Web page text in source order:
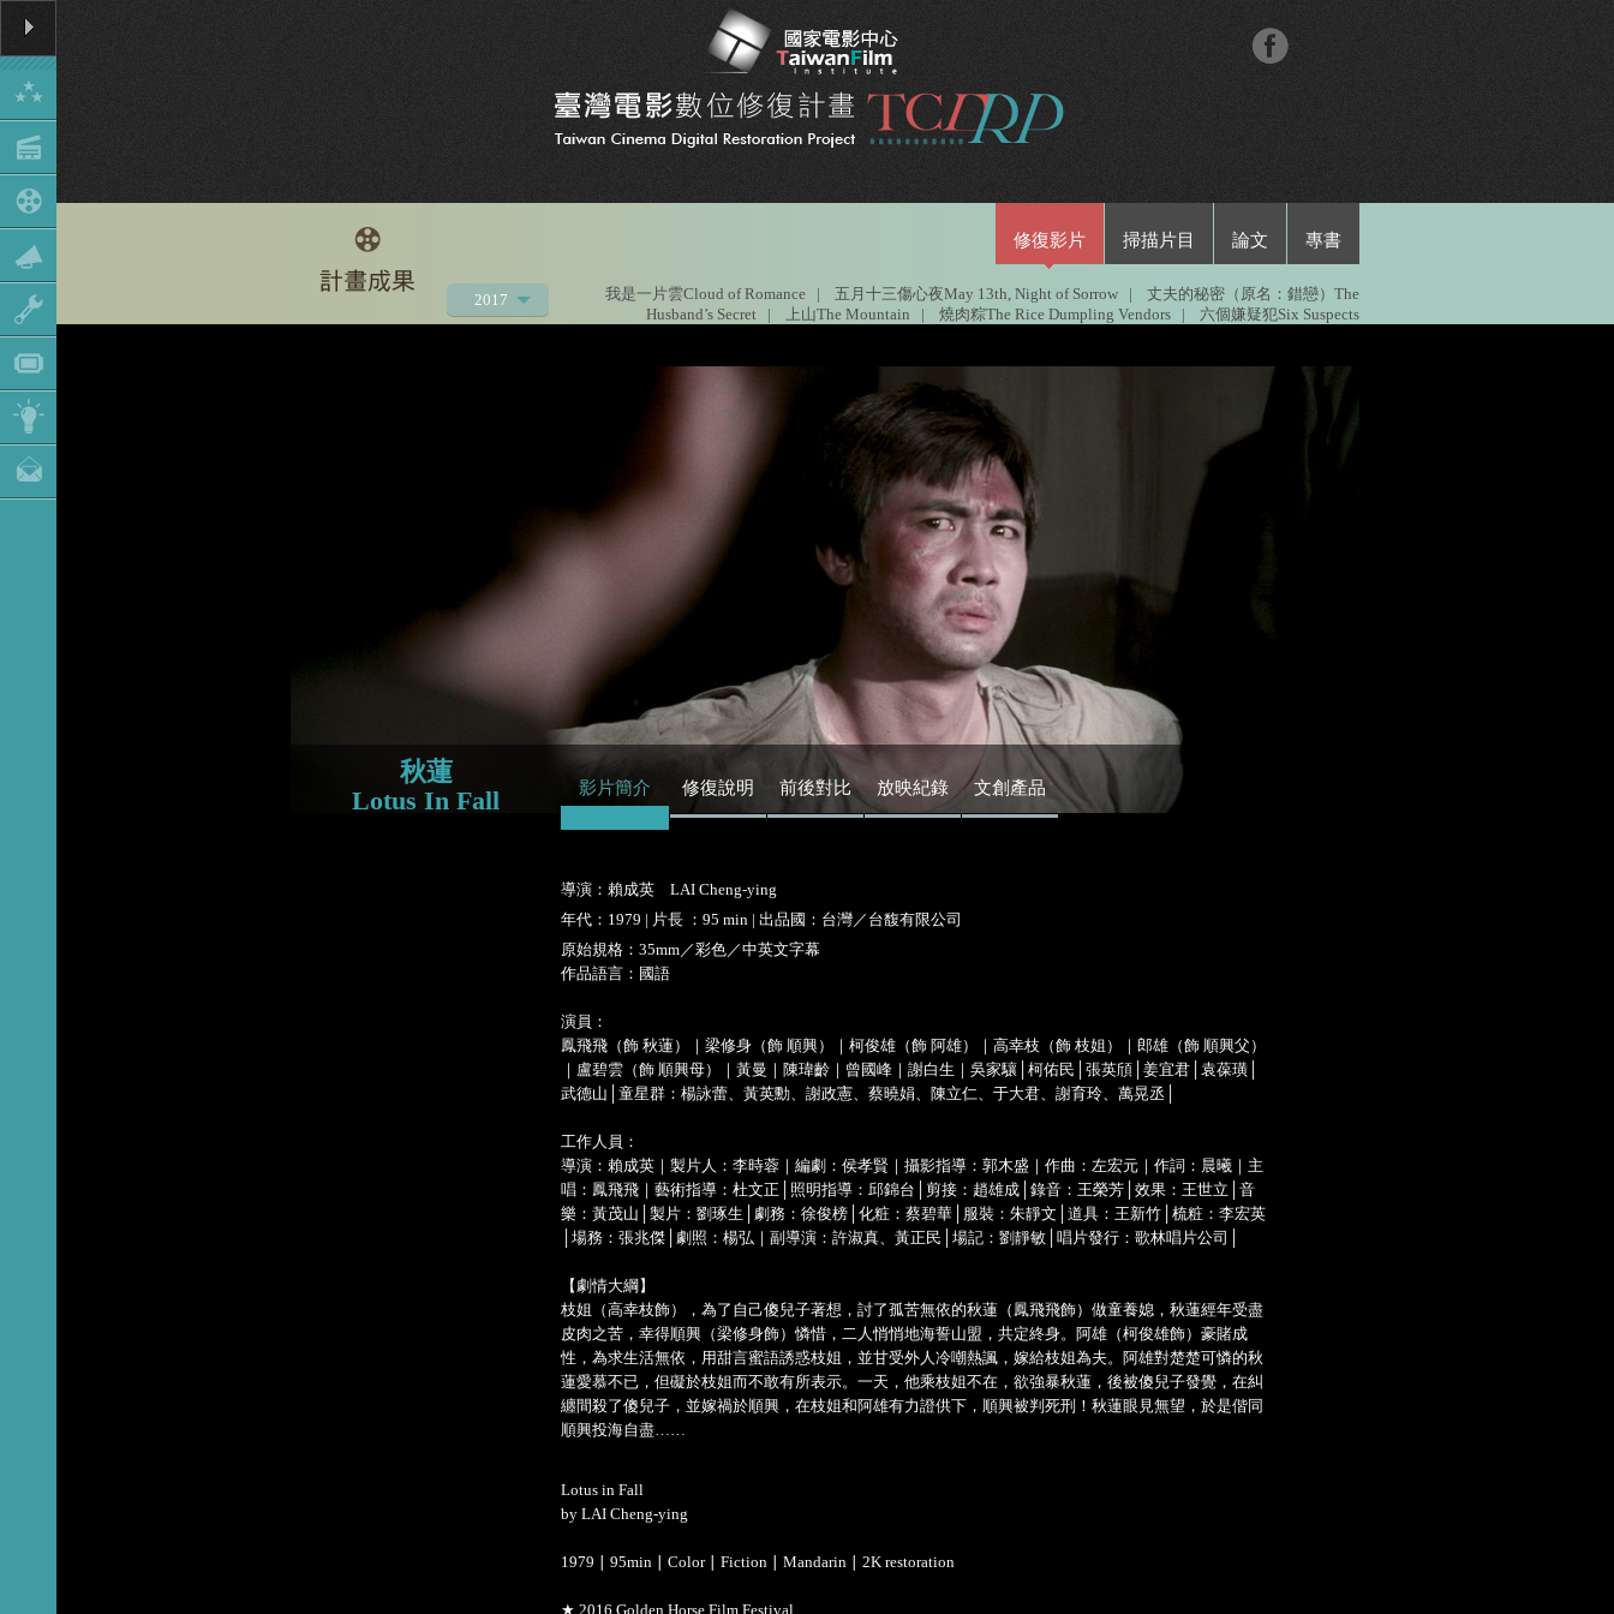
修復影片 掃描片目 論文 專書
2017
2014
我是一片雲Cloud of Romance | 五月十三傷心夜May 13th, Night of Sorrow |
丈夫的秘密（原名：錯戀）The
Husband’s Secret
| 上山The Mountain | 燒肉粽The Rice Dumpling Vendors | 六個嫌疑犯Six Suspects
秋蓮
Lotus In Fall
影片簡介 修復說明 前後對比 放映紀錄 文創產品
導演：賴成英 LAI Cheng-ying
年代：1979 | 片長 ：95 min | 出品國：台灣／台馥有限公司
原始規格：35mm／彩色／中英文字幕
作品語言：國語
演員：
鳳飛飛（飾 秋蓮）｜梁修身（飾 順興）｜柯俊雄（飾 阿雄）｜高幸枝（飾 枝姐）｜郎雄（飾 順興父）
｜盧碧雲（飾 順興母）｜黃曼｜陳瑋齡｜曾國峰｜謝白生｜吳家驤│柯佑民│張英頎│姜宜君│袁葆璜│
武德山│童星群：楊詠蕾、黃英勳、謝政憲、蔡曉娟、陳立仁、于大君、謝育玲、萬晃丞│
工作人員：
導演：賴成英｜製片人：李時蓉｜編劇：侯孝賢｜攝影指導：郭木盛｜作曲：左宏元｜作詞：晨曦｜主
唱：鳳飛飛｜藝術指導：杜文正│照明指導：邱錦台│剪接：趙雄成│錄音：王榮芳│效果：王世立│音
樂：黃茂山│製片：劉琢生│劇務：徐俊榜│化粧：蔡碧華│服裝：朱靜文│道具：王新竹│梳粧：李宏英
│場務：張兆傑│劇照：楊弘｜副導演：許淑真、黃正民│場記：劉靜敏│唱片發行：歌林唱片公司│
【劇情大綱】
枝姐（高幸枝飾），為了自己傻兒子著想，討了孤苦無依的秋蓮（鳳飛飛飾）做童養媳，秋蓮經年受盡
皮肉之苦，幸得順興（梁修身飾）憐惜，二人悄悄地海誓山盟，共定終身。阿雄（柯俊雄飾）豪賭成
性，為求生活無依，用甜言蜜語誘惑枝姐，並甘受外人冷嘲熱諷，嫁給枝姐為夫。阿雄對楚楚可憐的秋
蓮愛慕不已，但礙於枝姐而不敢有所表示。一天，他乘枝姐不在，欲強暴秋蓮，後被傻兒子發覺，在糾
纏間殺了傻兒子，並嫁禍於順興，在枝姐和阿雄有力證供下，順興被判死刑！秋蓮眼見無望，於是偕同
順興投海自盡……
Lotus in Fall
by LAI Cheng-ying
1979 ∣ 95min ∣ Color ∣ Fiction ∣ Mandarin ∣ 2K restoration
★ 2016 Golden Horse Film Festival